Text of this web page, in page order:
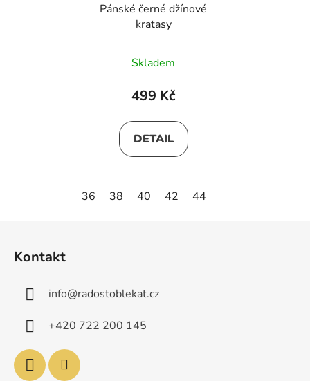
Pánské černé džínové
kraťasy
Skladem
499 Kč
DETAIL
36 38 40 42 44
Kontakt
info@radostoblekat.cz
+420 722 200 145